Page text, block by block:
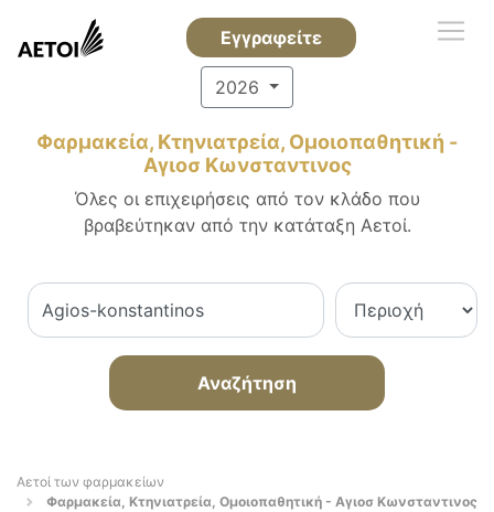
Εγγραφείτε
2026
Φαρμακεία, Κτηνιατρεία, Ομοιοπαθητική -
Αγιοσ Κωνσταντινος
Όλες οι επιχειρήσεις από τον κλάδο που
βραβεύτηκαν από την κατάταξη Αετοί.
Αναζήτηση
Αετοί των φαρμακείων
Φαρμακεία, Κτηνιατρεία, Ομοιοπαθητική - Αγιοσ Κωνσταντινος